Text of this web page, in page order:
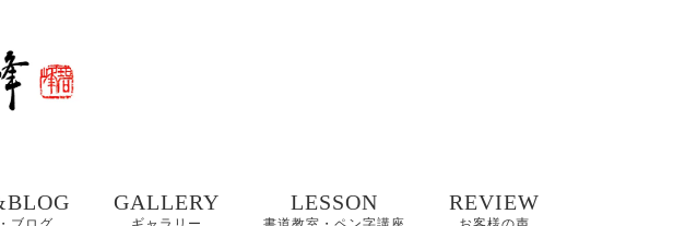
GALLERY LESSON REVIEW